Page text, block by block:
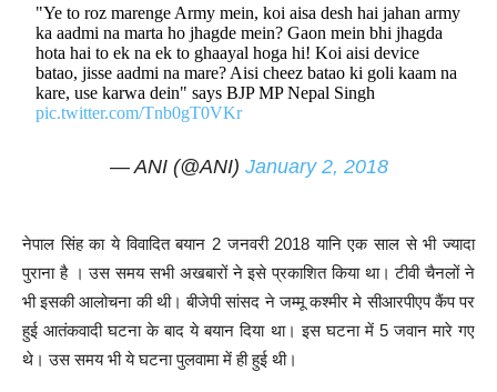
"Ye to roz marenge Army mein, koi aisa desh hai jahan army
ka aadmi na marta ho jhagde mein? Gaon mein bhi jhagda
hota hai to ek na ek to ghaayal hoga hi! Koi aisi device
batao, jisse aadmi na mare? Aisi cheez batao ki goli kaam na
kare, use karwa dein" says BJP MP Nepal Singh
pic.twitter.com/Tnb0gT0VKr
— ANI (@ANI) January 2, 2018
नेपाल सिंह का ये विवादित बयान 2 जनवरी 2018 यानि एक साल से भी ज्यादा
पुराना है । उस समय सभी अखबारों ने इसे प्रकाशित किया था। टीवी चैनलों ने
भी इसकी आलोचना की थी। बीजेपी सांसद ने जम्मू कश्मीर मे सीआरपीएप कैंप पर
हुई आतंकवादी घटना के बाद ये बयान दिया था। इस घटना में 5 जवान मारे गए
थे। उस समय भी ये घटना पुलवामा में ही हुई थी।